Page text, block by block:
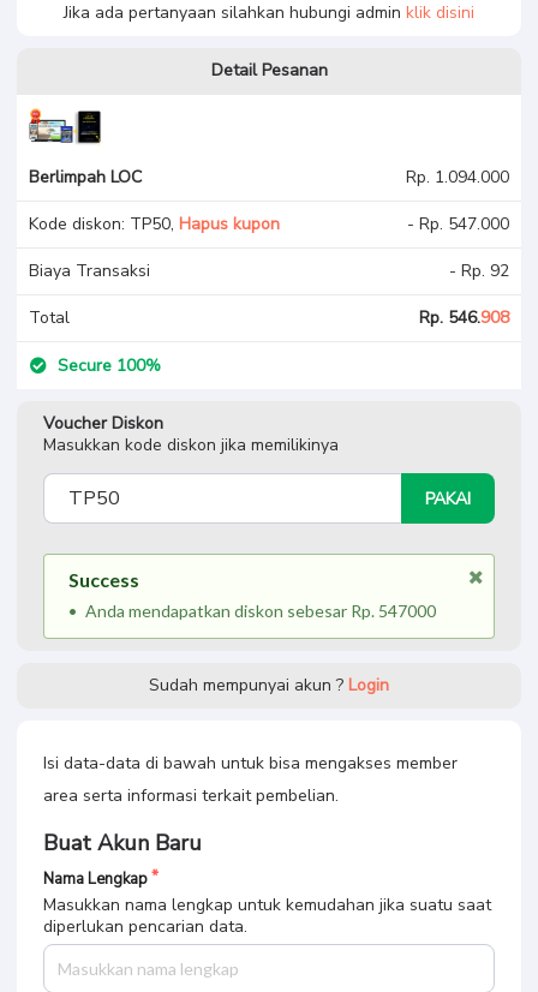
Jika ada pertanyaan silahkan hubungi admin klik disini
Detail Pesanan
Berlimpah LOC Rp. 1.094.000
Kode diskon: TP50, Hapus kupon - Rp. 547.000
Biaya Transaksi - Rp. 92
Total Rp. 546.908
Secure 100%
Voucher Diskon
Masukkan kode diskon jika memilikinya
PAKAI
Success
Anda mendapatkan diskon sebesar Rp. 547000
Sudah mempunyai akun ? Login
Isi data-data di bawah untuk bisa mengakses member
area serta informasi terkait pembelian.
Buat Akun Baru
Nama Lengkap
Masukkan nama lengkap untuk kemudahan jika suatu saat
diperlukan pencarian data.